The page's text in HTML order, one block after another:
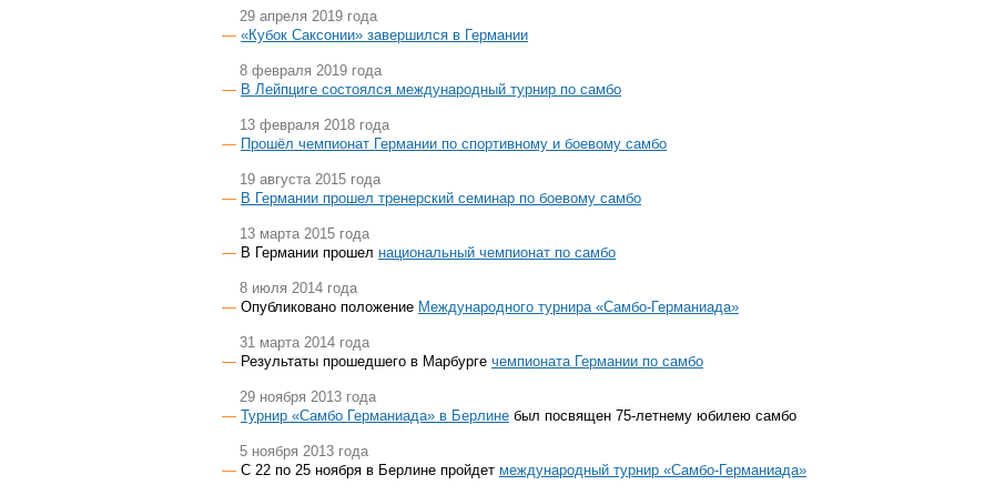
29 апреля 2019 года
«Кубок Саксонии» завершился в Германии
8 февраля 2019 года
В Лейпциге состоялся международный турнир по самбо
13 февраля 2018 года
Прошёл чемпионат Германии по спортивному и боевому самбо
19 августа 2015 года
В Германии прошел тренерский семинар по боевому самбо
13 марта 2015 года
В Германии прошел национальный чемпионат по самбо
8 июля 2014 года
Опубликовано положение Международного турнира «Самбо-Германиада»
31 марта 2014 года
Результаты прошедшего в Марбурге чемпионата Германии по самбо
29 ноября 2013 года
Турнир «Самбо Германиада» в Берлине был посвящен 75-летнему юбилею самбо
5 ноября 2013 года
С 22 по 25 ноября в Берлине пройдет международный турнир «Самбо-Германиада»